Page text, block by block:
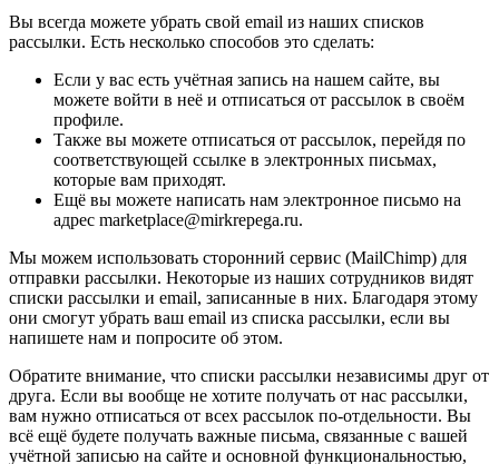
Вы всегда можете убрать свой email из наших списков
рассылки. Есть несколько способов это сделать:
Если у вас есть учётная запись на нашем сайте, вы
можете войти в неё и отписаться от рассылок в своём
профиле.
Также вы можете отписаться от рассылок, перейдя по
соответствующей ссылке в электронных письмах,
которые вам приходят.
Ещё вы можете написать нам электронное письмо на
адрес marketplace@mirkrepega.ru.
Мы можем использовать сторонний сервис (MailChimp) для
отправки рассылки. Некоторые из наших сотрудников видят
списки рассылки и email, записанные в них. Благодаря этому
они смогут убрать ваш email из списка рассылки, если вы
напишете нам и попросите об этом.
Обратите внимание, что списки рассылки независимы друг от
друга. Если вы вообще не хотите получать от нас рассылки,
вам нужно отписаться от всех рассылок по-отдельности. Вы
всё ещё будете получать важные письма, связанные с вашей
учётной записью на сайте и основной функциональностью,